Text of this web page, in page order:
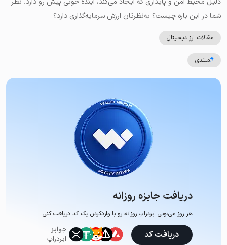
شما در این باره چیست؟ به‌نظرتان ارزش سرمایه‌گذاری دارد؟
مقالات ارز دیجیتال
#مبتدی
دریافت جایزه روزانه
هر روز می‌تونی ایردراپ روزانه رو با وارد‌کردن یک کد دریافت کنی.
جوایز
ایردراپ
دریافت کد